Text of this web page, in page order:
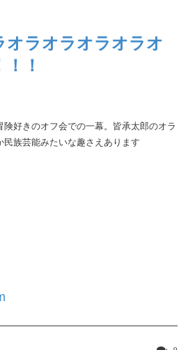
オラオラオラオラオ
！
好きのオフ会での一幕。皆承太郎のオラ
族芸能みたいな趣さえあります